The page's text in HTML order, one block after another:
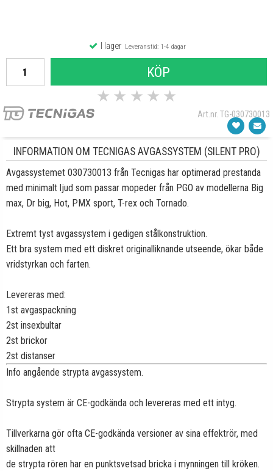
I lagerLeveranstid: 1-4 dagar
KÖP
★ ★ ★ ★ ★
Art.nr. TG-030730013
INFORMATION OM TECNIGAS AVGASSYSTEM (SILENT PRO)
Avgassystemet 030730013 från Tecnigas har optimerad prestanda
med minimalt ljud som passar mopeder från PGO av modellerna Big
max, Dr big, Hot, PMX sport, T-rex och Tornado.
Extremt tyst avgassystem i gedigen stålkonstruktion.
Ett bra system med ett diskret originalliknande utseende, ökar både
vridstyrkan och farten.
Levereras med:
1st avgaspackning
2st insexbultar
2st brickor
2st distanser
Info angående strypta avgassystem.
Strypta system är CE-godkända och levereras med ett intyg.
Tillverkarna gör ofta CE-godkända versioner av sina effektrör, med
skillnaden att
de strypta rören har en punktsvetsad bricka i mynningen till kröken.